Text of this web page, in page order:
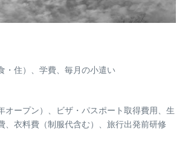
・住）、学費、毎月の小遣い
オープン）、ビザ・パスポート取得費用、生
、衣料費（制服代含む）、旅行出発前研修